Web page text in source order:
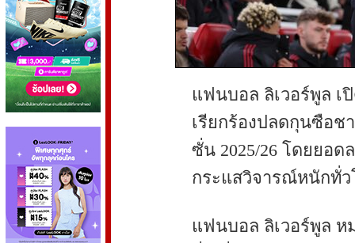
แฟนบอล ลิเวอร์พูล เ
เรียกร้องปลดกุนซือช
ซั่น 2025/26 โดยยอด
กระแสวิจารณ์หนักทั่
แฟนบอล ลิเวอร์พูล